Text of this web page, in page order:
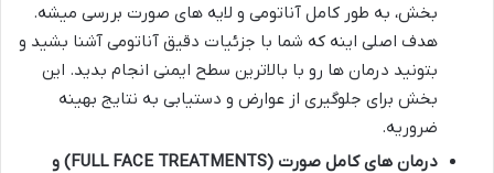
بخش، به طور کامل آناتومی و لایه های صورت بررسی میشه.
هدف اصلی اینه که شما با جزئیات دقیق آناتومی آشنا بشید و
بتونید درمان ها رو با بالاترین سطح ایمنی انجام بدید. این
بخش برای جلوگیری از عوارض و دستیابی به نتایج بهینه
ضروریه.
درمان های کامل صورت (FULL FACE TREATMENTS) و